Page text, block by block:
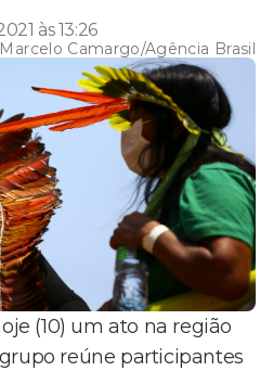
às 13:26
Marcelo Camargo/Agência Brasil
(10) um ato na região
reúne participantes